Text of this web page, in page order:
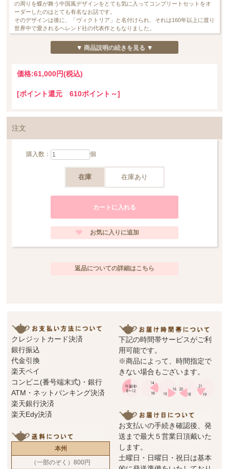
の周りを蝶が舞う中国風デザインをとても気に入ってコンプリートセットをオ
ーダーしたのはとても有名なお話です。
そのデザインは後に、「ヴィクトリア」と名付けられ、それは160年以上に渡り
世界中で愛されるヘレンド社の代表作ともなりました。
ロンドンの博覧会から約160年経った2010年、ヘレンド社はその代表作である
「ヴィクトリア」をより現代的でファッショナブルにしたプラチナシリーズを
プラチナシリーズは、グリーンがかった美しいグレー色、そして淡く気品高い
ピンク色を主に使用して、そのたおやかなイメージを造り出しました。中国
象徴と結びつき、多くの大人の女性に親しまれています。
実は６００mlサイズは各デザイン、とてもオススメなサイズです。
絵と余白のバランスがとても良く感じられることと、ポット全体のフォルムが
元々600mlポットは国内では大変珍しいサイズかと存じますが、お二人様用に
400mlはちょっと小さ過ぎるけど、800mlは大き過ぎる、、、というお声は以前
から沢山いただいておりました。今回はショップから心ばかりのギフト（バタ
フライの替え蓋）も一緒にお届けいたしますので、是非この機会にご検討くだ
*こちらの商品は一部プラチナ彩にムラが見られる事があります。これはハンド
メイドの製造過程中に生じるものであり、不良品ではございません。当店の商
品はメーカー側の検品と合わせ、3度の検品が行われております。又、ハンドペ
ドの良さとしてご理解頂いた上でお求め下さいますようお願い申し上げます。
▼ 商品説明の続きを見る ▼
価格:61,000円(税込)
[ポイント還元 610ポイント～]
注文
購入数： 個
在庫 在庫あり
返品についての詳細はこちら
クレジットカード決済
銀行振込
代金引換
楽天ペイ
コンビニ(番号端末式)・銀行
ATM・ネットバンキング決済
楽天銀行決済
楽天Edy決済
本州
（一部のぞく）800円
下記の時間帯サービスがご利
用可能です。
※商品によって、時間指定で
きない場合もございます。
お支払いの手続き確認後、発
送まで最大５営業日頂戴いた
します。
土曜日・日曜日・祝日は基本